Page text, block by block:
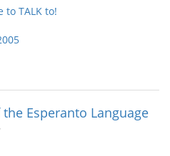
to TALK to!
Esperanto Language